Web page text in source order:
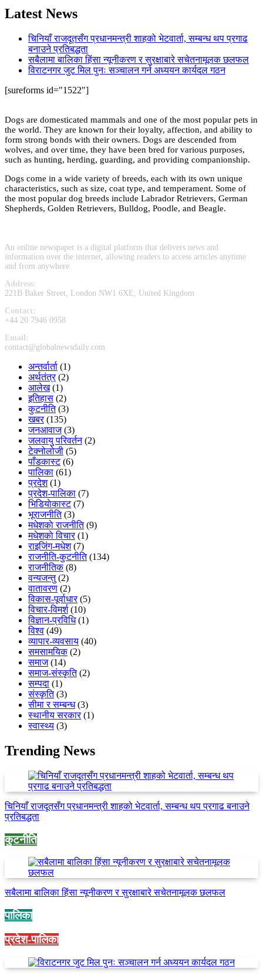
Latest News
चिनियाँ राजदूतसँग प्रधानमन्त्री शाहको भेटवार्ता, सम्बन्ध थप प्रगाढ
बनाउने प्रतिबद्धता
सबैलामा बालिका हिंसा न्यूनीकरण र सुरक्षाबारे सचेतनामूलक छलफल
विराटनगर जुट मिल पुनः सञ्चालन गर्न अध्ययन कार्यदल गठन
[sureforms id="1522"]
Dogs are domesticated mammals and one of the most popular pets in
the world. They are known for their loyalty, affection, and ability to
form strong bonds with their owners. Dogs are descended from
wolves, and over time, they have been bred for various purposes,
such as hunting, herding, guarding, and providing companionship.
Dogs come in a wide variety of breeds, each with its own unique
characteristics, such as size, coat type, and temperament. Some of
the most popular dog breeds include Labrador Retrievers, German
Shepherds, Golden Retrievers, Bulldog, Poodle, and Beagle.
An online newspaper is a digital platform that delivers news and
information over the internet, allowing readers to access articles anytime
and from anywhere.
Address:
221B Baker Street, London NW1 6XE, United Kingdom
Contact:
+44 20 7946 0958
Email:
contact@globalnewsdaily.com
अन्तर्वार्ता (1)
अर्थतंत्र(2)
आलेख(1)
इतिहास (2)
कुटनीति(3)
खबर(135)
जनआवाज(3)
जलवायु परिवर्तन(2)
टेक्नोलोजी (5)
पाँडकास्ट(6)
पालिका (61)
प्रदेश(1)
प्रदेश-पालिका (7)
भिडियाेकास्ट(7)
भूराजनीति(3)
मधेशकाे राजनीति(9)
मधेशकाे विचार(1)
राइजिंग-मधेश(7)
राजनीति-कुटनीति(134)
राजनीतिक(8)
वन्यजन्तु(2)
वातावरण (2)
विकास-पूर्वाधार(5)
विचार-विमर्श(10)
विज्ञान-प्रविधि(1)
विश्व (49)
व्यापार-व्यवसाय (40)
समसामयिक(2)
समाज(14)
समाज-संस्कृति(2)
सम्पदा (1)
संस्कृति(3)
सीमा र सम्बन्ध(3)
स्थानीय सरकार(1)
स्वास्थ्य (3)
Trending News
चिनियाँ राजदूतसँग प्रधानमन्त्री शाहको भेटवार्ता, सम्बन्ध थप प्रगाढ बनाउने
प्रतिबद्धता
कुटनीति
सबैलामा बालिका हिंसा न्यूनीकरण र सुरक्षाबारे सचेतनामूलक छलफल
पालिका
प्रदेश-पालिका